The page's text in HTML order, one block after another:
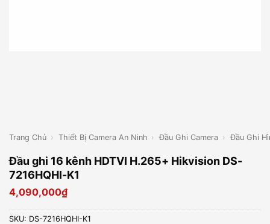
Trang Chủ › Thiết Bị Camera An Ninh › Đầu Ghi Camera › Đầu Ghi
Đầu ghi 16 kênh HDTVI H.265+ Hikvision DS-
7216HQHI-K1
4,090,000₫
SKU: DS-7216HQHI-K1